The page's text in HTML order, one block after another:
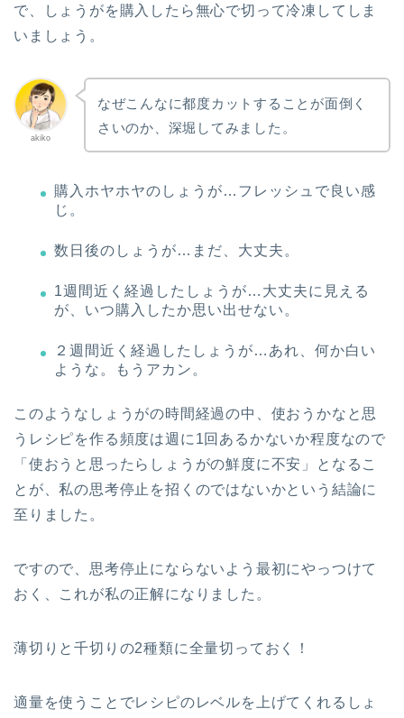
で、しょうがを購入したら無心で切って冷凍してしま
いましょう。
akiko
なぜこんなに都度カットすることが面倒く
さいのか、深堀してみました。
購入ホヤホヤのしょうが…フレッシュで良い感
じ。
数日後のしょうが…まだ、大丈夫。
1週間近く経過したしょうが…大丈夫に見える
が、いつ購入したか思い出せない。
２週間近く経過したしょうが…あれ、何か白い
ような。もうアカン。
このようなしょうがの時間経過の中、使おうかなと思
うレシピを作る頻度は週に1回あるかないか程度なので
「使おうと思ったらしょうがの鮮度に不安」となるこ
とが、私の思考停止を招く のではないかという結論に
至りました。
ですので、 思考停止にならないよう最初にやっつけて
おく 、これが私の正解になりました。
薄切りと千切りの2種類に全量切っておく！
適量を使うことでレシピのレベルを上げてくれるしょ